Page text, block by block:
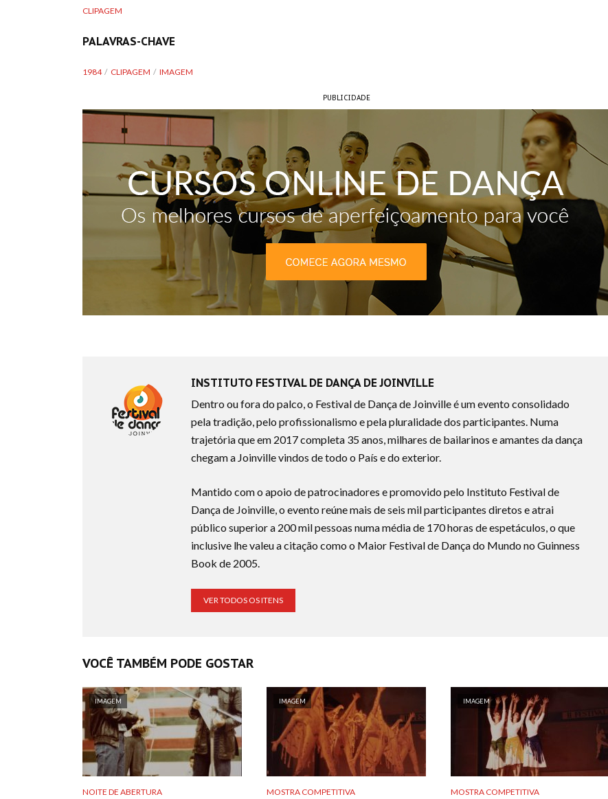
CLIPAGEM
PALAVRAS-CHAVE
1984 CLIPAGEM IMAGEM
PUBLICIDADE
INSTITUTO FESTIVAL DE DANÇA DE JOINVILLE
Dentro ou fora do palco, o Festival de Dança de Joinville é um evento consolidado
pela tradição, pelo profissionalismo e pela pluralidade dos participantes. Numa
trajetória que em 2017 completa 35 anos, milhares de bailarinos e amantes da dança
chegam a Joinville vindos de todo o País e do exterior.
Mantido com o apoio de patrocinadores e promovido pelo Instituto Festival de
Dança de Joinville, o evento reúne mais de seis mil participantes diretos e atrai
público superior a 200 mil pessoas numa média de 170 horas de espetáculos, o que
inclusive lhe valeu a citação como o Maior Festival de Dança do Mundo no Guinness
Book de 2005.
VER TODOS OS ITENS
VOCÊ TAMBÉM PODE GOSTAR
IMAGEM
NOITE DE ABERTURA
IMAGEM
MOSTRA COMPETITIVA
IMAGEM
MOSTRA COMPETITIVA